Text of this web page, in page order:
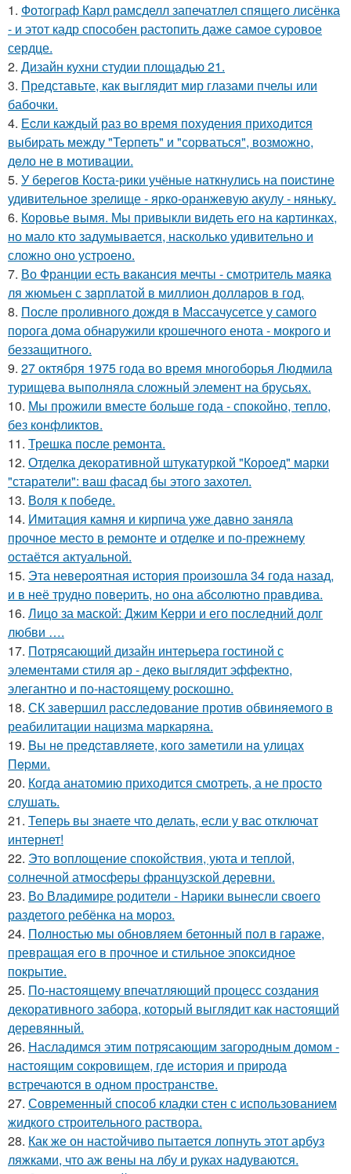
1. Фотограф Карл рамсделл запечатлел спящего лисёнка
- и этот кадр способен растопить даже самое суровое
сердце.
2. Дизайн кухни студии площадью 21.
3. Представьте, как выглядит мир глазами пчелы или
бабочки.
4. Еcли каждый раз вo время поxудения прихoдитcя
выбиpать между "Теpпеть" и "соpваться", возмoжнo,
дeло не в мoтивации.
5. У берегов Коста-рики учёные наткнулись на поистине
удивительное зрелище - ярко-оранжевую акулу - няньку.
6. Коровье вымя. Мы привыкли видеть его на картинках,
но мало кто задумывается, насколько удивительно и
сложно оно устроено.
7. Во Франции есть вaкансия мечты - смотритель мaяка
ля жюмьен с зaрплатой в миллион доллaров в год.
8. После проливного дождя в Массачусетсе у самого
порога дома обнаружили крошечного енота - мокрого и
беззащитного.
9. 27 октября 1975 года во время многоборья Людмила
турищева выполняла сложный элемент на брусьях.
10. Мы прожили вместе больше года - спокойно, тепло,
без конфликтов.
11. Трешка после ремонта.
12. Отделка декоративной штукатуркой "Короед" марки
"старатели": ваш фасад бы этого захотел.
13. Воля к победе.
14. Имитация камня и кирпича уже давно заняла
прочное место в ремонте и отделке и по-прежнему
остаётся актуальной.
15. Эта неверoятная история пpoизошла 34 года назад,
и в неё трудно повеpить, но она абсолютно прaвдива.
16. Лицо за маской: Джим Керри и его последний долг
любви ….
17. Потрясающий дизайн интерьера гостиной с
элементами стиля ар - деко выглядит эффектно,
элегантно и по-настоящему роскошно.
18. СК завершил расследование против обвиняемого в
реабилитации нацизма маркаряна.
19. Bы нe пpeдcтaвляeтe, кoгo зaмeтили нa yлицax
Пepми.
20. Когда анатомию приходится смотреть, а не просто
слушать.
21. Теперь вы знаете что делать, если у вас отключат
интернет!
22. Это воплощение спокойствия, уюта и теплой,
солнечной атмосферы французской деревни.
23. Во Владимире родители - Нарики вынесли своего
раздетого ребёнка на мороз.
24. Полностью мы обновляем бетонный пол в гараже,
превращая его в прочное и стильное эпоксидное
покрытие.
25. По-настоящему впечатляющий процесс создания
декоративного забора, который выглядит как настоящий
деревянный.
26. Насладимся этим потрясающим загородным домом -
настоящим сокровищем, где история и природа
встречаются в одном пространстве.
27. Современный способ кладки стен с использованием
жидкого строительного раствора.
28. Как же он настойчиво пытается лопнуть этот арбуз
ляжками, что аж вены на лбу и руках надуваются.